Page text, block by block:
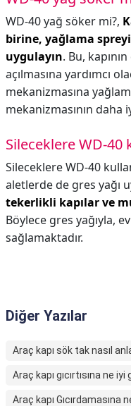
WD-40 yağ söker mi?,
birine, yağlama
uygulayın. Bu,
açılmasına yardımcı
mekanizmasına
mekanizmasının daha
Sileceklere WD-40
Sileceklere WD-40
aletlerde de gres yağı
tekerlikli kapılar ve
Böylece gres yağıyla,
sağlamaktadır.
Diğer Yazılar
Araç kapı sök tak nasıl
Araç kapı gıcırtısına ne iyi
Araç kapı Gıcırdamasına